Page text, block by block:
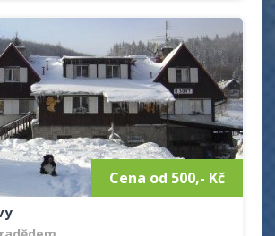
nabízí levné ubytování s moderním
objektu je 48 lůžek, ubytovat se
6 ti lůžkových pokojích.
mají vlastní sociální zařízení se
toaletou a umyvadlem. Další
sociální zařízení na chodbě.
Cena od 500,- Kč